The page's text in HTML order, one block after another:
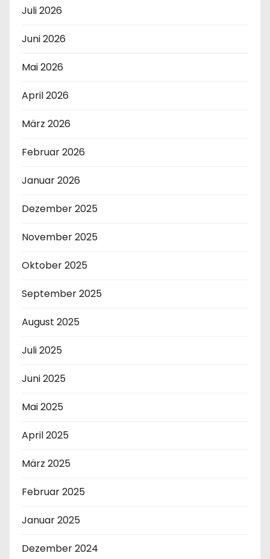
Juli 2026
Juni 2026
Mai 2026
April 2026
März 2026
Februar 2026
Januar 2026
Dezember 2025
November 2025
Oktober 2025
September 2025
August 2025
Juli 2025
Juni 2025
Mai 2025
April 2025
März 2025
Februar 2025
Januar 2025
Dezember 2024